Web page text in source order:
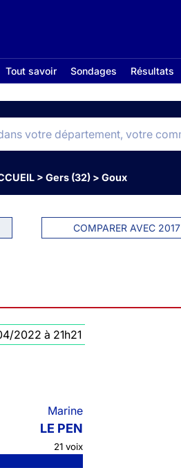
Tout savoir Sondages Résultats
> Gers (32) > Goux
COMPARER AVEC 2017
2022 à 21h21
Marine
LE PEN
21 voix